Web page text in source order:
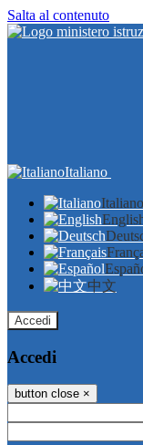
Salta al contenuto
Italiano
Italiano
中文
Accedi
Accedi
button close ×